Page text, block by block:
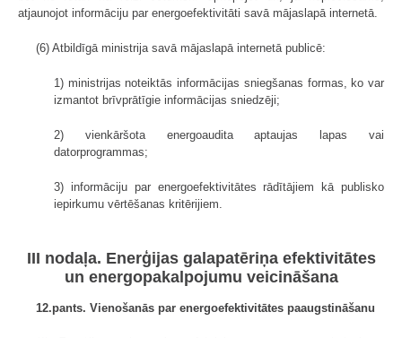
atjaunojot informāciju par energoefektivitāti savā mājaslapā internetā.
(6) Atbildīgā ministrija savā mājaslapā internetā publicē:
1) ministrijas noteiktās informācijas sniegšanas formas, ko var
izmantot brīvprātīgie informācijas sniedzēji;
2) vienkāršota energoaudita aptaujas lapas vai
datorprogrammas;
3) informāciju par energoefektivitātes rādītājiem kā publisko
iepirkumu vērtēšanas kritērijiem.
III nodaļa. Enerģijas galapatēriņa efektivitātes
un energopakalpojumu veicināšana
12.pants. Vienošanās par energoefektivitātes paaugstināšanu